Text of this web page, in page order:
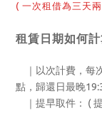
( 一次租借為三天
租賃日期如何計
｜以次計費，每
點，歸還日最晚
｜提早取件： (